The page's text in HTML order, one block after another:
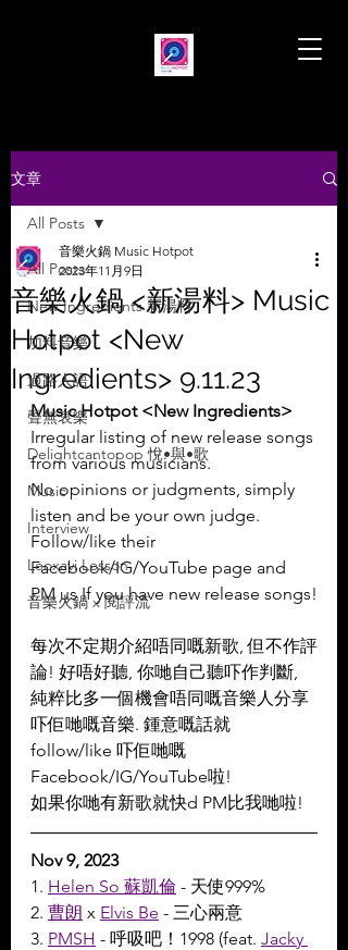
文章
All Posts
New Ingredients 新湯料
加料音樂
過路人語
聲無哀樂
Delightcantopop 悅•與•歌
Music
Interview
Leoxavi Lesson
音樂火鍋 x 閱評流
All Posts
音樂火鍋 <新湯料> Music
Hotpot <New
Ingredients> 9.11.23
音樂火鍋 Music Hotpot
2023年11月9日
Music Hotpot <New Ingredients>
Irregular listing of new release songs
from various musicians.
No opinions or judgments, simply
listen and be your own judge.
Follow/like their
Facebook/IG/YouTube page and
PM us If you have new release songs!
每次不定期介紹唔同嘅新歌, 但不作評
論! 好唔好聽, 你哋自己聽吓作判斷,
純粹比多一個機會唔同嘅音樂人分享
吓佢哋嘅音樂. 鍾意嘅話就
follow/like 吓佢哋嘅
Facebook/IG/YouTube啦!
如果你哋有新歌就快d PM比我哋啦!
Nov 9, 2023
1. Helen So 蘇凱倫 - 天使999%
2. 曹朗 x Elvis Be - 三心兩意
3. PMSH - 呼吸吧！1998 (feat. Jacky